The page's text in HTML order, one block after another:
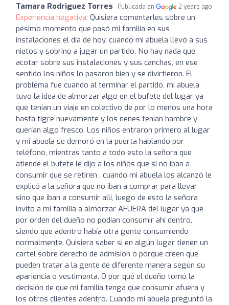
Tamara Rodriguez Torres Publicada en 2 years ago
Experiencia negativa: Quisiera comentarles sobre un
pésimo momento que pasó mi familia en sus
instalaciones el día de hoy, cuando mi abuela llevó a sus
nietos y sobrino a jugar un partido. No hay nada que
acotar sobre sus instalaciones y sus canchas, en ese
sentido los niños lo pasaron bien y se divirtieron. El
problema fue cuando al terminar el partido, mi abuela
tuvo la idea de almorzar algo en el bufete del lugar ya
que tenían un viaje en colectivo de por lo menos una hora
hasta tigre nuevamente y los nenes tenían hambre y
querían algo fresco. Los niños entraron primero al lugar
y mi abuela se demoró en la puerta hablando por
teléfono, mientras tanto a todo esto la señora que
atiende el bufete le dijo a los niños que si no iban a
consumir que se retiren , cuando mi abuela los alcanzó le
explicó a la señora que no iban a comprar para llevar
sino que iban a consumir allí, luego de esto la señora
invito a mi familia a almorzar AFUERA del lugar ya que
por orden del dueño no podían consumir ahí dentro,
siendo que adentro había otra gente consumiendo
normalmente. Quisiera saber si en algún lugar tienen un
cartel sobre derecho de admisión o porque creen que
pueden tratar a la gente de diferente manera según su
apariencia o vestimenta. O por qué el dueño tomó la
decisión de que mi familia tenga que consumir afuera y
los otros clientes adentro. Cuando mi abuela preguntó la